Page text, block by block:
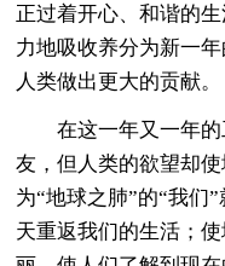
正过着开心、和谐的
力地吸收养分为新一
人类做出更大的贡献。
在这一年又一年
友，但人类的欲望却
为“地球之肺”的“我们
天重返我们的生活；